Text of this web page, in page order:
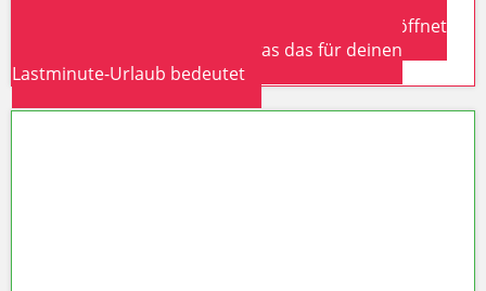
Marokko als Innovations-Hub: UN Tourism eröffnet
erstes Afrika-Büro in Rabat – was das für deinen
Lastminute-Urlaub bedeutet